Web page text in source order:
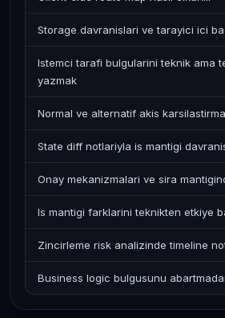
Storage davranislari ve tarayici ici
Istemci tarafi bulgularini teknik ama
yazmak
Normal ve alternatif akis
State diff notlariyla is mantigi
Onay mekanizmalari ve sira
Is mantigi farklarini teknikten etkiye
Zincirleme risk analizinde timeline
Business logic bulgusunu